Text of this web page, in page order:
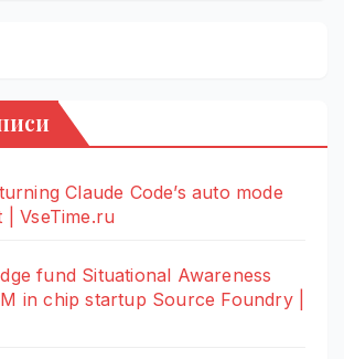
Claude Code’s auto mode
VseTime.ru
fund Situational Awareness
in chip startup Source Foundry |